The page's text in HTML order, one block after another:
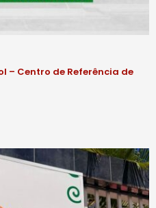
– Centro de Referência de